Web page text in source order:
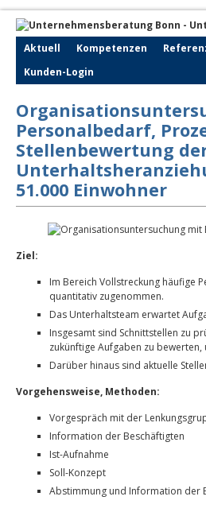
Aktuell Kompetenzen
Kunden-Login
Personalbedarf,
Stellenbewertung
51.000 Einwohner
Ziel:
Im Bereich Vollstreckung häufige
quantitativ zugenommen.
Das Unterhaltsteam erwartet
Insgesamt sind Schnittstellen zu
zukünftige Aufgaben zu
Darüber hinaus sind aktuelle
Vorgehensweise, Methoden:
Vorgespräch mit der
Information der Beschäftigten
Ist-Aufnahme
Soll-Konzept
Abstimmung und Information der